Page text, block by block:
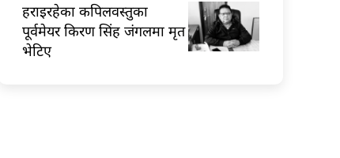
हराइरहेका कपिलवस्तुका
पूर्वमेयर किरण सिंह जंगलमा मृत
भेटिए